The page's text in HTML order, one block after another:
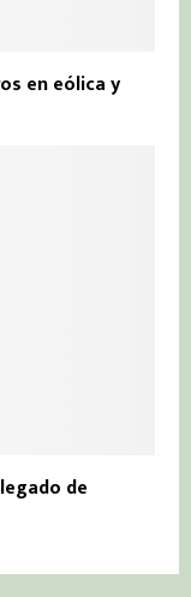
en eólica y
de